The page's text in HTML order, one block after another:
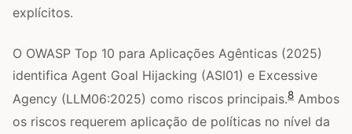
explícitos.
O OWASP Top 10 para Aplicações Agênticas (2025)
identifica Agent Goal Hijacking (ASI01) e Excessive
Agency (LLM06:2025) como riscos principais.8 Ambos
os riscos requerem aplicação de políticas no nível da